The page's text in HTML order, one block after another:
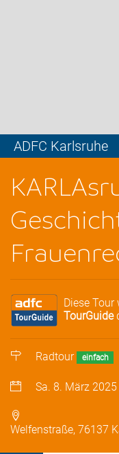
ADFC Karlsruhe
Diese
TourGuide
Radtour einfach
Sa. 8. März 2025
Welfenstraße, 76137